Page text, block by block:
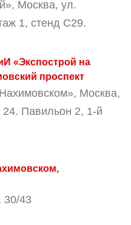
Москва, ул.
1, стенд С29.
«Экспострой на
проспект
Москва,
24. Павильон 2, 1-й
30/43